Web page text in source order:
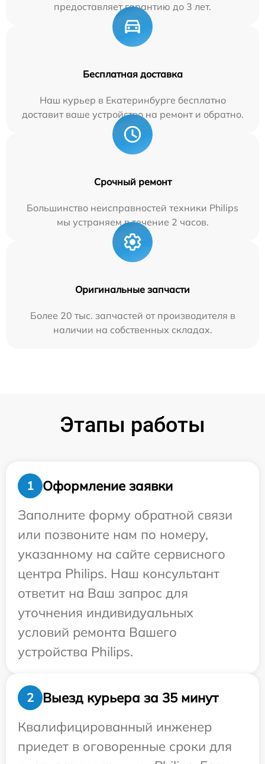
предоставляет гарантию до 3 лет.
Бесплатная доставка
Наш курьер в Екатеринбурге бесплатно
доставит ваше устройство на ремонт и обратно.
Срочный ремонт
Большинство неисправностей техники Philips
мы устраняем в течение 2 часов.
Оригинальные запчасти
Более 20 тыс. запчастей от производителя в
наличии на собственных складах.
Этапы работы
1
Оформление заявки
Заполните форму обратной связи
или позвоните нам по номеру,
указанному на сайте сервисного
центра Philips. Наш консультант
ответит на Ваш запрос для
уточнения индивидуальных
условий ремонта Вашего
устройства Philips.
2
Выезд курьера за 35 минут
Квалифицированный инженер
приедет в оговоренные сроки для